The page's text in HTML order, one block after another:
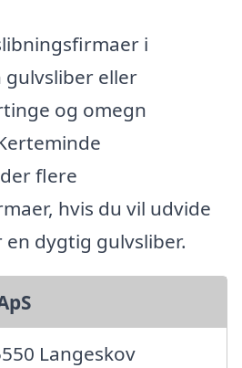
i
gulvsliber eller
og omegn
flere
hvis du vil udvide
dygtig gulvsliber.
Langeskov